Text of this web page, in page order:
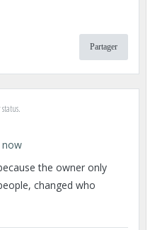
Partager
now
the owner only
changed who